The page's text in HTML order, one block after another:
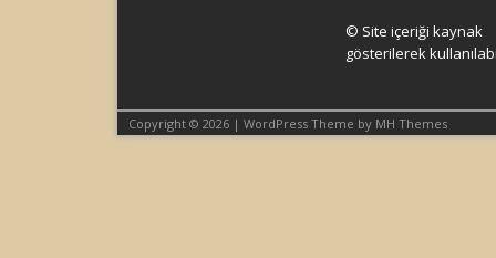
© Site içeriği kaynak
gösterilerek
Copyright © 2026 | WordPress Theme by MH Themes